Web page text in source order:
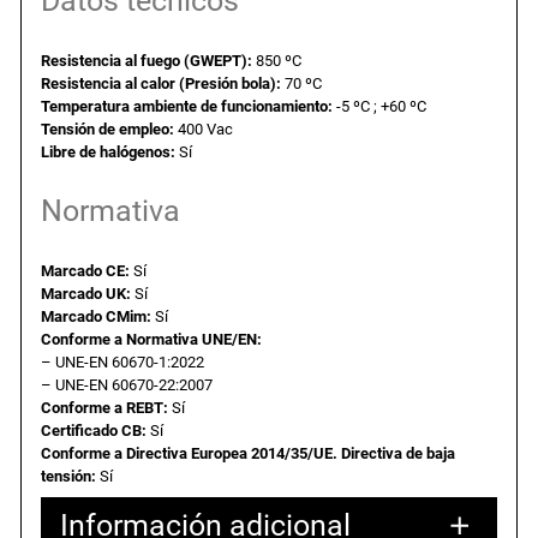
6
Resistencia al fuego (GWEPT): 850 ºC
Resistencia al calor (Presión bola): 70 ºC
Temperatura ambiente de funcionamiento: -5 ºC ; +60 ºC
Tensión de empleo: 400 Vac
Libre de halógenos: Sí
Normativa
Marcado CE: Sí
Marcado UK: Sí
Marcado CMim: Sí
Conforme a Normativa UNE/EN:
– UNE-EN 60670-1:2022
– UNE-EN 60670-22:2007
Conforme a REBT: Sí
Certificado CB: Sí
Conforme a Directiva Europea 2014/35/UE. Directiva de baja
tensión: Sí
Información adicional